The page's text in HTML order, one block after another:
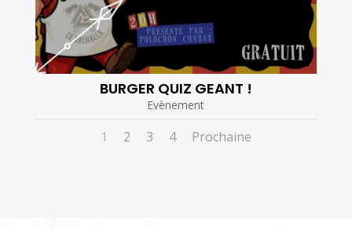
BURGER QUIZ GEANT !
Evènement
1 2 3 4 Prochaine